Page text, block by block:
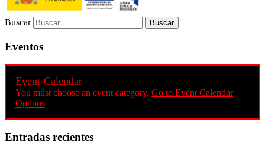
Buscar
Eventos
Event-Calendar
You must choose an event category. Go to Event Calendar
Options
Entradas recientes